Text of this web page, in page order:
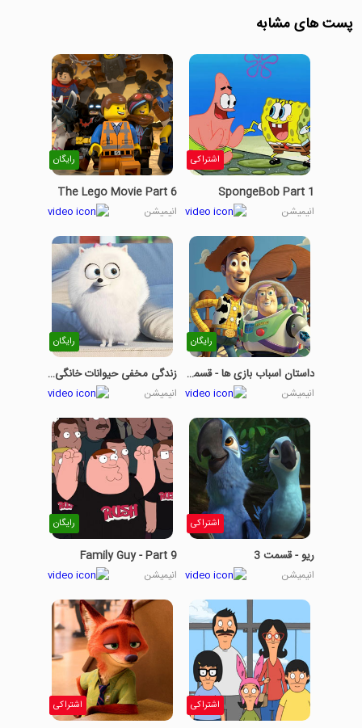
پست های مشابه
اشتراکی
SpongeBob Part 1
انیمیشن
رایگان
The Lego Movie Part 6
انیمیشن
رایگان
داستان اسباب بازی ها - قسمت 8
انیمیشن
رایگان
زندگی مخفی حیوانات خانگی-بخش چهارم
انیمیشن
اشتراکی
ریو - قسمت 3
انیمیشن
رایگان
Family Guy - Part 9
انیمیشن
اشتراکی اشتراکی